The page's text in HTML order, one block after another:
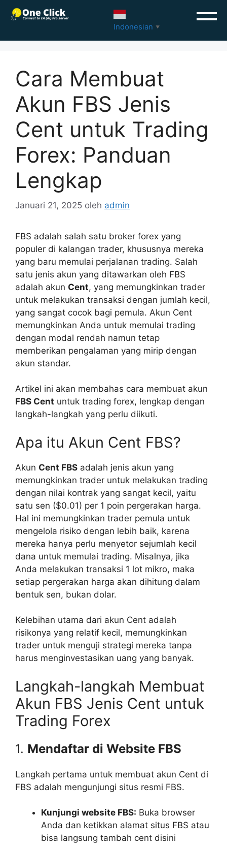
Indonesian ▼
Cara Membuat
Akun FBS Jenis
Cent untuk Trading
Forex: Panduan
Lengkap
Januari 21, 2025 oleh admin
FBS adalah salah satu broker forex yang
populer di kalangan trader, khususnya mereka
yang baru memulai perjalanan trading. Salah
satu jenis akun yang ditawarkan oleh FBS
adalah akun Cent, yang memungkinkan trader
untuk melakukan transaksi dengan jumlah kecil,
yang sangat cocok bagi pemula. Akun Cent
memungkinkan Anda untuk memulai trading
dengan modal rendah namun tetap
memberikan pengalaman yang mirip dengan
akun standar.
Artikel ini akan membahas cara membuat akun
FBS Cent untuk trading forex, lengkap dengan
langkah-langkah yang perlu diikuti.
Apa itu Akun Cent FBS?
Akun Cent FBS adalah jenis akun yang
memungkinkan trader untuk melakukan trading
dengan nilai kontrak yang sangat kecil, yaitu
satu sen ($0.01) per 1 poin pergerakan harga.
Hal ini memungkinkan trader pemula untuk
mengelola risiko dengan lebih baik, karena
mereka hanya perlu menyetor sejumlah kecil
dana untuk memulai trading. Misalnya, jika
Anda melakukan transaksi 1 lot mikro, maka
setiap pergerakan harga akan dihitung dalam
bentuk sen, bukan dolar.
Kelebihan utama dari akun Cent adalah
risikonya yang relatif kecil, memungkinkan
trader untuk menguji strategi mereka tanpa
harus menginvestasikan uang yang banyak.
Langkah-langkah Membuat
Akun FBS Jenis Cent untuk
Trading Forex
1. Mendaftar di Website FBS
Langkah pertama untuk membuat akun Cent di
FBS adalah mengunjungi situs resmi FBS.
Kunjungi website FBS: Buka browser
Anda dan ketikkan alamat situs FBS atau
bisa langsung tambah cent disini